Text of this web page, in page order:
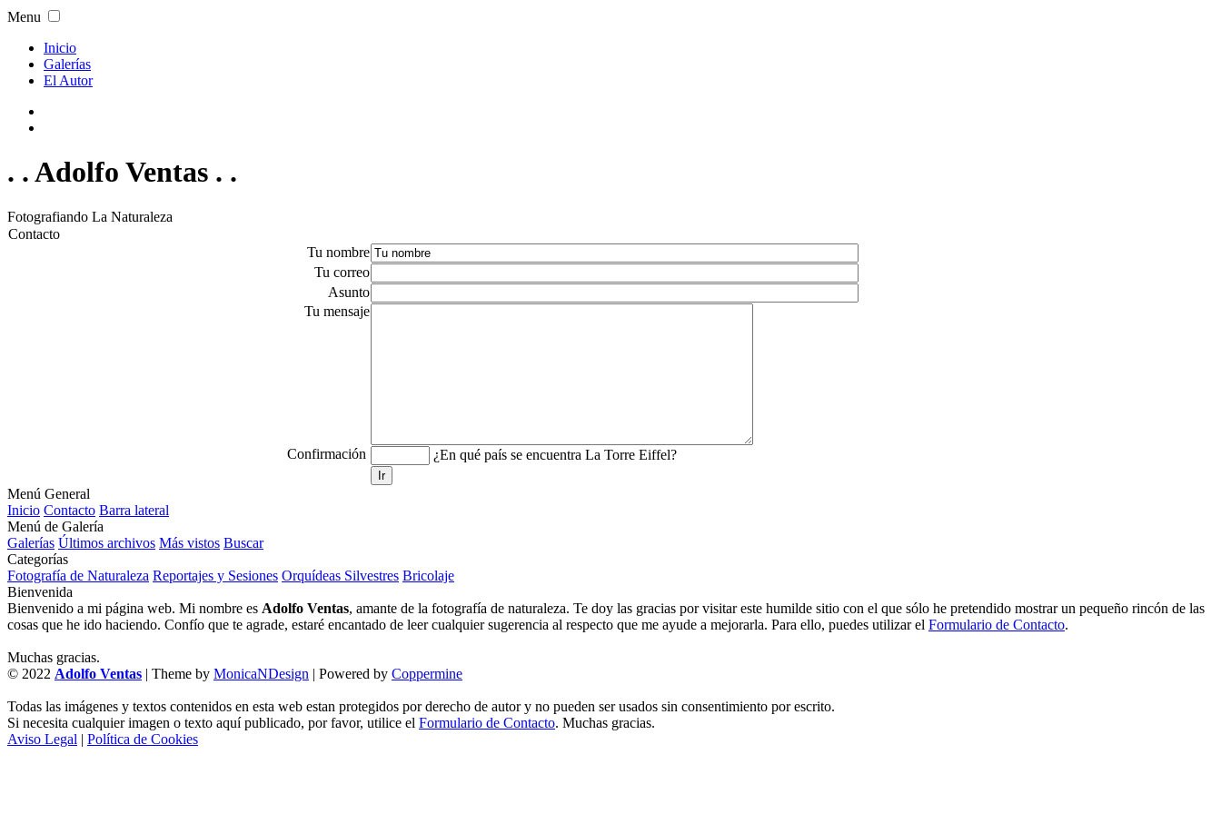
Menu
Inicio
Galerías
El Autor
. . Adolfo Ventas . .
Fotografiando La Naturaleza
Contacto
Tu nombre
Tu correo
Asunto
Tu mensaje
Confirmación ¿En qué país se encuentra La Torre Eiffel?
Ir
Menú General
Inicio Contacto Barra lateral
Menú de Galería
Galerías Últimos archivos Más vistos Buscar
Categorías
Fotografía de Naturaleza Reportajes y Sesiones Orquídeas Silvestres Bricolaje
Bienvenida
Bienvenido a mi página web. Mi nombre es Adolfo Ventas, amante de la fotografía de naturaleza. Te doy las gracias por visitar este humilde sitio con el que sólo he pretendido mostrar un pequeño rincón de las
cosas que he ido haciendo. Confío que te agrade, estaré encantado de leer cualquier sugerencia al respecto que me ayude a mejorarla. Para ello, puedes utilizar el Formulario de Contacto.
Muchas gracias.
© 2022 Adolfo Ventas | Theme by MonicaNDesign | Powered by Coppermine
Todas las imágenes y textos contenidos en esta web estan protegidos por derecho de autor y no pueden ser usados sin consentimiento por escrito.
Si necesita cualquier imagen o texto aquí publicado, por favor, utilice el Formulario de Contacto. Muchas gracias.
Aviso Legal | Política de Cookies